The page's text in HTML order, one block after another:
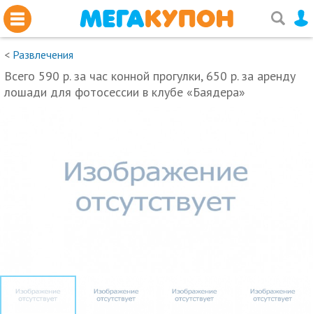
< Развлечения
Всего 590 р. за час конной прогулки, 650 р. за аренду
лошади для фотосессии в клубе «Баядера»